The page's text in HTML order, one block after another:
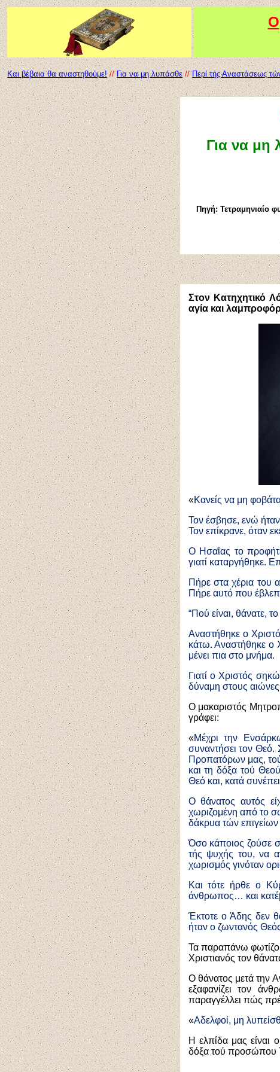
Ο
Και βέβαια θα αναστηθούμε! // Για να μη λυπάσθε // Περί τής Αναστάσεως
Για να μη
Πηγή: Τετραμηνιαίο
Στον Κατηχητικό
αγία και
«Κανείς να μη
Τον έσβησε, ενώ
Τον επίκρανε, όταν
Ο Ησαΐας το
γιατί καταργήθηκε.
Πήρε στα χέρια του
Πήρε αυτό που
“Πού είναι, θάνατε,
Αναστήθηκε ο
κάτω. Αναστήθηκε ο
μένει πια στο μνήμα.
Γιατί ο Χριστός
δύναμη στους αιώνες
Ο μακαριστός
γράφει:
«Μέχρι την
συναντήσει τον
Προπατόρων μας,
και τη δόξα τού
Θεό και, κατά
Ο θάνατος αυτός
χωριζομένη από το
δάκρυα τών
Όσο κάποιος ζούσε
τής ψυχής του, να
χωρισμός γινόταν
Και τότε ήρθε ο
άνθρωπος… και
Έκτοτε ο Άδης δεν
ήταν ο ζωντανός
Τα παραπάνω
Χριστιανός τον
Ο θάνατος μετά την
εξαφανίζει τον
παραγγέλλει πώς
«Αδελφοί, μη
Η ελπίδα μας είναι
δόξα τού προσώπου